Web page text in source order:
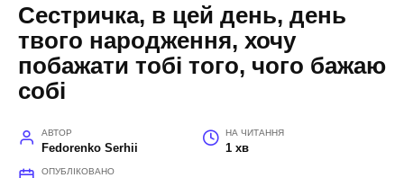
Сестричка, в цей день, день
твого народження, хочу
побажати тобі того, чого бажаю
собі
АВТОР
Fedorenko Serhii
НА ЧИТАННЯ
1 хв
ОПУБЛІКОВАНО